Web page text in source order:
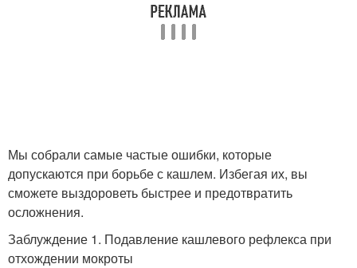
Мы собрали самые частые ошибки, которые
допускаются при борьбе с кашлем. Избегая их, вы
сможете выздороветь быстрее и предотвратить
осложнения.
Заблуждение 1. Подавление кашлевого рефлекса при
отхождении мокроты